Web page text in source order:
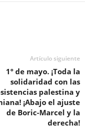
Artículo siguiente
1° de mayo. ¡Toda la
solidaridad con las
palestina y
¡Abajo el ajuste
de Boric-Marcel y la
derecha!